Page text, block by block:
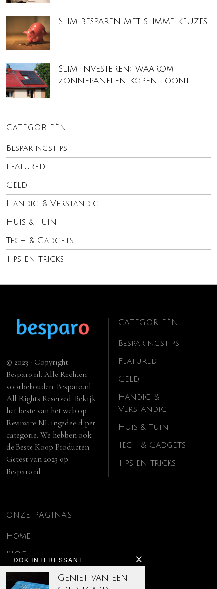
Slim besparen met slimme keuzes
Slim investeren: waarom
zonnepanelen kopen loont
CATEGORIEËN
Besparingstips
Featured
Geld
Handig & Verstandig
Huis & Tuin
Tech & Gadgets
Tips en tricks
OOK INTERESSANT
Geniet van een
© 2023 - Copyright.
Besparo.nl. Alle Rechten
voorbehouden. Besparo.nl.
All Rights Reserved. Bekijk
het beste van het web op
Revuwire NL ingedeeld per
categorie. We hebben ook
deBeste Koop Producten
Getest van 2023 op
Besparo.nl
CATEGORIEËN
Besparingstips
Featured
Geld
Handig &
Verstandig
Huis & Tuin
Tech & Gadgets
Tips en tricks
ONZE PAGINA’S
Home
Blog
Contact